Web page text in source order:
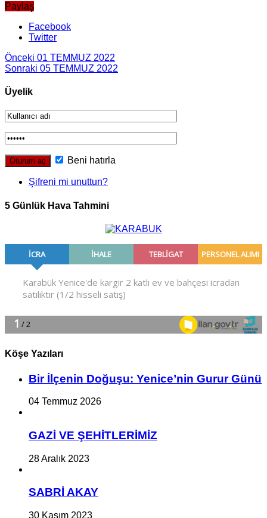
Paylaş
Facebook
Twitter
Önceki 01 TEMMUZ 2022
Sonraki 05 TEMMUZ 2022
Üyelik
Beni hatırla
Şifreni mi unuttun?
5 Günlük Hava Tahmini
Köşe Yazıları
Bir İlçe­nin Do­ğu­şu: Ye­ni­ce’nin Gurur Günü
04 Temmuz 2026
GAZİ VE ŞEHİTLERİMİZ
28 Aralık 2023
SABRİ AKAY
30 Kasım 2023